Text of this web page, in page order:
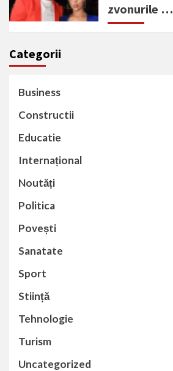
zvonurile …
Categorii
Business
Constructii
Educatie
Internațional
Noutăți
Politica
Povești
Sanatate
Sport
Stiință
Tehnologie
Turism
Uncategorized